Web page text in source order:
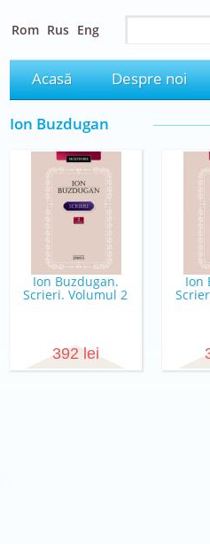
Rom Rus Eng
Acasă Despre noi
Ion Buzdugan
Ion Buzdugan.
Scrieri. Volumul 2
392 lei
Ion